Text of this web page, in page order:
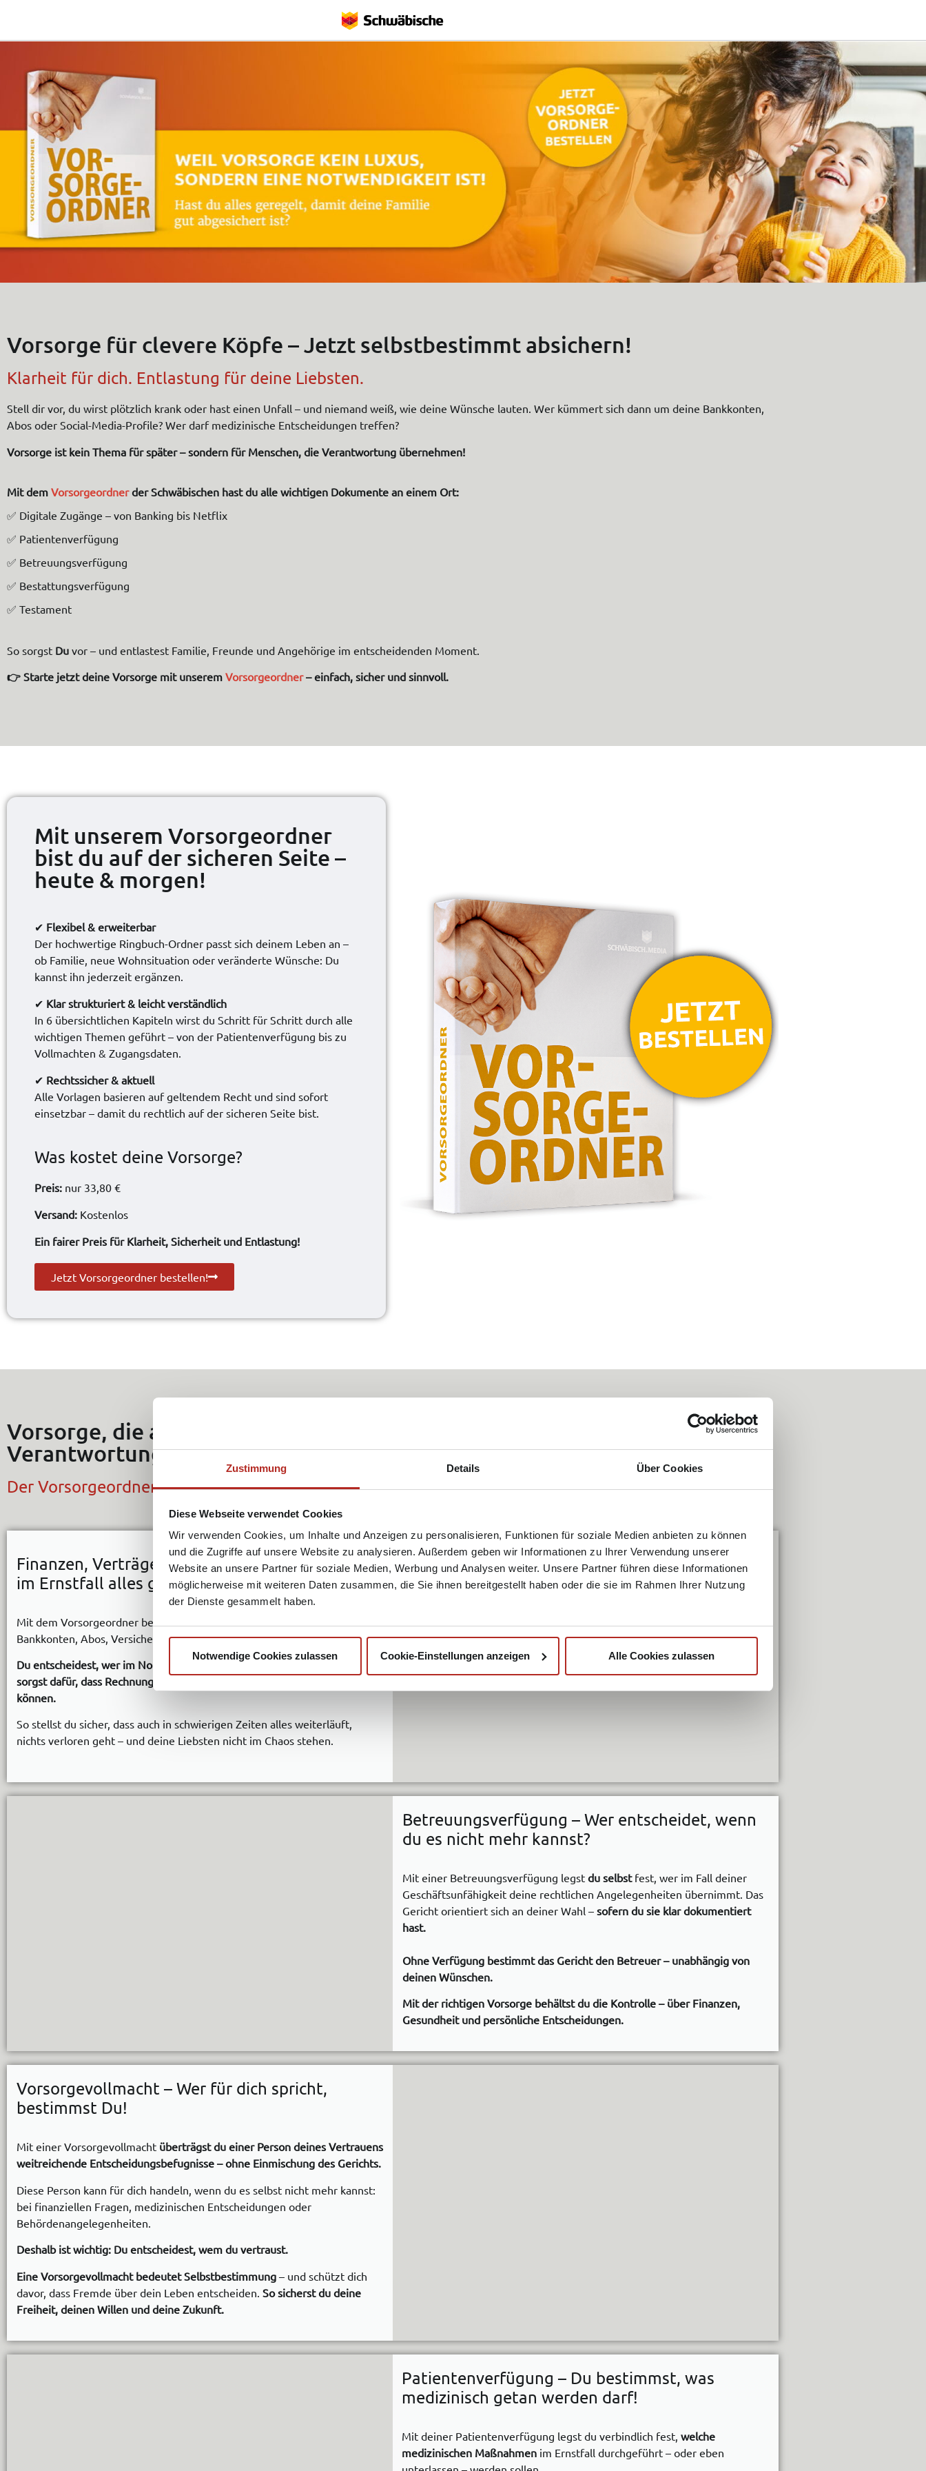
Zustimmung Details Über Cookies
Diese Webseite verwendet Cookies
Wir verwenden Cookies, um Inhalte und Anzeigen zu personalisieren, Funktionen für soziale Medien anbieten zu können
und die Zugriffe auf unsere Website zu analysieren. Außerdem geben wir Informationen zu Ihrer Verwendung unserer
Website an unsere Partner für soziale Medien, Werbung und Analysen weiter. Unsere Partner führen diese Informationen
möglicherweise mit weiteren Daten zusammen, die Sie ihnen bereitgestellt haben oder die sie im Rahmen Ihrer Nutzung
der Dienste gesammelt haben.
Notwendige Cookies zulassen Cookie-Einstellungen anzeigen Alle Cookies zulassen
Vorsorge für clevere Köpfe – Jetzt selbstbestimmt absichern!
Klarheit für dich. Entlastung für deine Liebsten.
Stell dir vor, du wirst plötzlich krank oder hast einen Unfall – und niemand weiß, wie deine Wünsche lauten. Wer kümmert sich dann um deine Bankkonten,
Abos oder Social-Media-Profile? Wer darf medizinische Entscheidungen treffen?
Vorsorge ist kein Thema für später – sondern für Menschen, die Verantwortung übernehmen!
Mit dem Vorsorgeordnerder Schwäbischen hast du alle wichtigen Dokumente an einem Ort:
✅ Digitale Zugänge – von Banking bis Netflix
✅ Patientenverfügung
✅ Betreuungsverfügung
✅ Bestattungsverfügung
✅ Testament
So sorgst Du vor – und entlastest Familie, Freunde und Angehörige im entscheidenden Moment.
👉 Starte jetzt deine Vorsorge mit unserem Vorsorgeordner– einfach, sicher und sinnvoll.
Mit unserem Vorsorgeordner
bist du auf der sicheren Seite –
heute & morgen!
✔ Flexibel & erweiterbar
Der hochwertige Ringbuch-Ordner passt sich deinem Leben an –
ob Familie, neue Wohnsituation oder veränderte Wünsche: Du
kannst ihn jederzeit ergänzen.
✔ Klar strukturiert & leicht verständlich
In 6 übersichtlichen Kapiteln wirst du Schritt für Schritt durch alle
wichtigen Themen geführt – von der Patientenverfügung bis zu
Vollmachten & Zugangsdaten.
✔ Rechtssicher & aktuell
Alle Vorlagen basieren auf geltendem Recht und sind sofort
einsetzbar – damit du rechtlich auf der sicheren Seite bist.
Was kostet deine Vorsorge?
Preis: nur 33,80 €
Versand: Kostenlos
Ein fairer Preis für Klarheit, Sicherheit und Entlastung!
Jetzt Vorsorgeordner bestellen!
Vorsorge, die alles abdeckt – Dein Leben. Deine Entscheidungen. Deine
Verantwortung.
Der Vorsorgeordner hilft dir, Entscheidungen fürs Leben zu treffen
Finanzen, Verträge & digitale Zugänge – damit
im Ernstfall alles geregelt ist!
Mit dem Vorsorgeordner behältst du den Überblick über alles, was zählt:
Bankkonten, Abos, Versicherungen und Online-Accounts.
Du entscheidest, wer im Notfall Zugriff auf wichtige Daten hat – und
sorgst dafür, dass Rechnungen bezahlt und Verträge gekündigt werden
können.
So stellst du sicher, dass auch in schwierigen Zeiten alles weiterläuft,
nichts verloren geht – und deine Liebsten nicht im Chaos stehen.
Betreuungsverfügung – Wer entscheidet, wenn
du es nicht mehr kannst?
Mit einer Betreuungsverfügung legst du selbstfest, wer im Fall deiner
Geschäftsunfähigkeit deine rechtlichen Angelegenheiten übernimmt. Das
Gericht orientiert sich an deiner Wahl – sofern du sie klar dokumentiert
hast.
Ohne Verfügung bestimmt das Gericht den Betreuer – unabhängig von
deinen Wünschen.
Mit der richtigen Vorsorge behältst du die Kontrolle – über Finanzen,
Gesundheit und persönliche Entscheidungen.
Vorsorgevollmacht – Wer für dich spricht,
bestimmst Du!
Mit einer Vorsorgevollmacht überträgst du einer Person deines Vertrauens
weitreichende Entscheidungsbefugnisse – ohne Einmischung des Gerichts.
Diese Person kann für dich handeln, wenn du es selbst nicht mehr kannst:
bei finanziellen Fragen, medizinischen Entscheidungen oder
Behördenangelegenheiten.
Deshalb ist wichtig: Du entscheidest, wem du vertraust.
Eine Vorsorgevollmacht bedeutet Selbstbestimmung – und schützt dich
davor, dass Fremde über dein Leben entscheiden. So sicherst du deine
Freiheit, deinen Willen und deine Zukunft.
Patientenverfügung – Du bestimmst, was
medizinisch getan werden darf!
Mit deiner Patientenverfügung legst du verbindlich fest, welche
medizinischen Maßnahmen im Ernstfall durchgeführt – oder eben